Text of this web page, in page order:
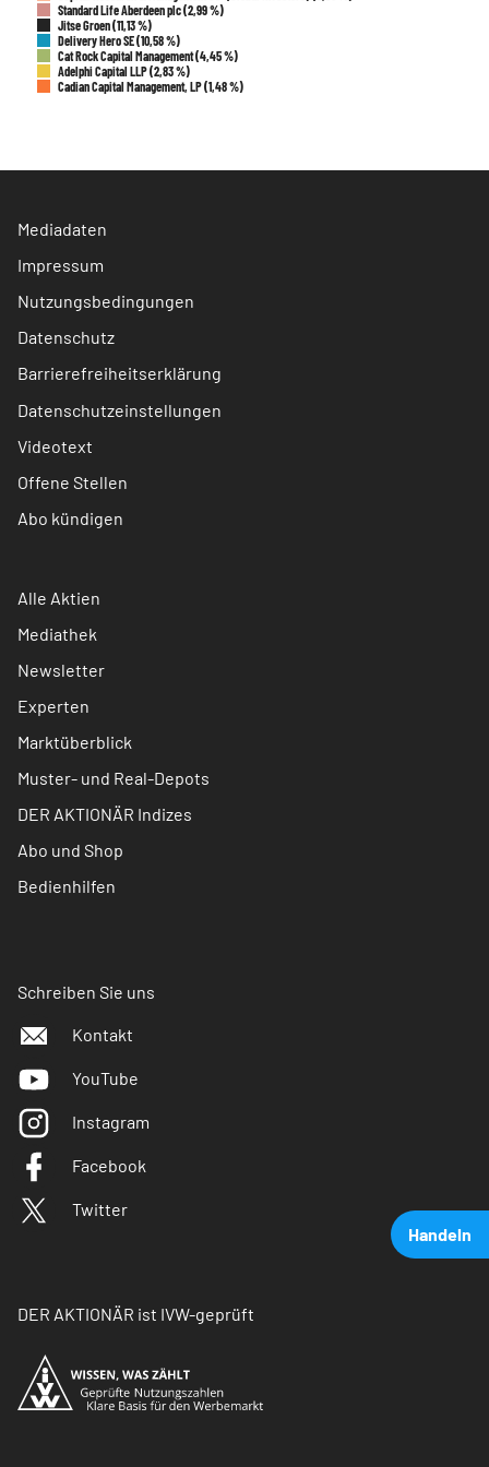
Handeln
Standard Life Aberdeen plc (2,99 %)
Jitse Groen (11,13 %)
Delivery Hero SE (10,58 %)
Cat Rock Capital Management (4,45 %)
Adelphi Capital LLP (2,83 %)
Cadian Capital Management, LP (1,48 %)
Mediadaten
Impressum
Nutzungsbedingungen
Datenschutz
Barrierefreiheitserklärung
Datenschutzeinstellungen
Videotext
Offene Stellen
Abo kündigen
Alle Aktien
Mediathek
Newsletter
Experten
Marktüberblick
Muster- und Real-Depots
DER AKTIONÄR Indizes
Abo und Shop
Bedienhilfen
Schreiben Sie uns
Kontakt
YouTube
Instagram
Facebook
Twitter
DER AKTIONÄR ist IVW-geprüft